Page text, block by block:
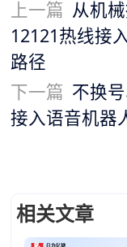
上一篇 从机
12121热线接
路径
下一篇 不换
接入语音机器
相关文章